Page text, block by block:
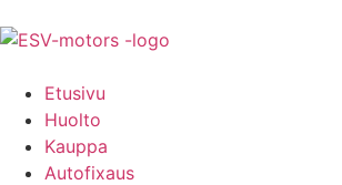
Etusivu
Huolto
Kauppa
Autofixaus